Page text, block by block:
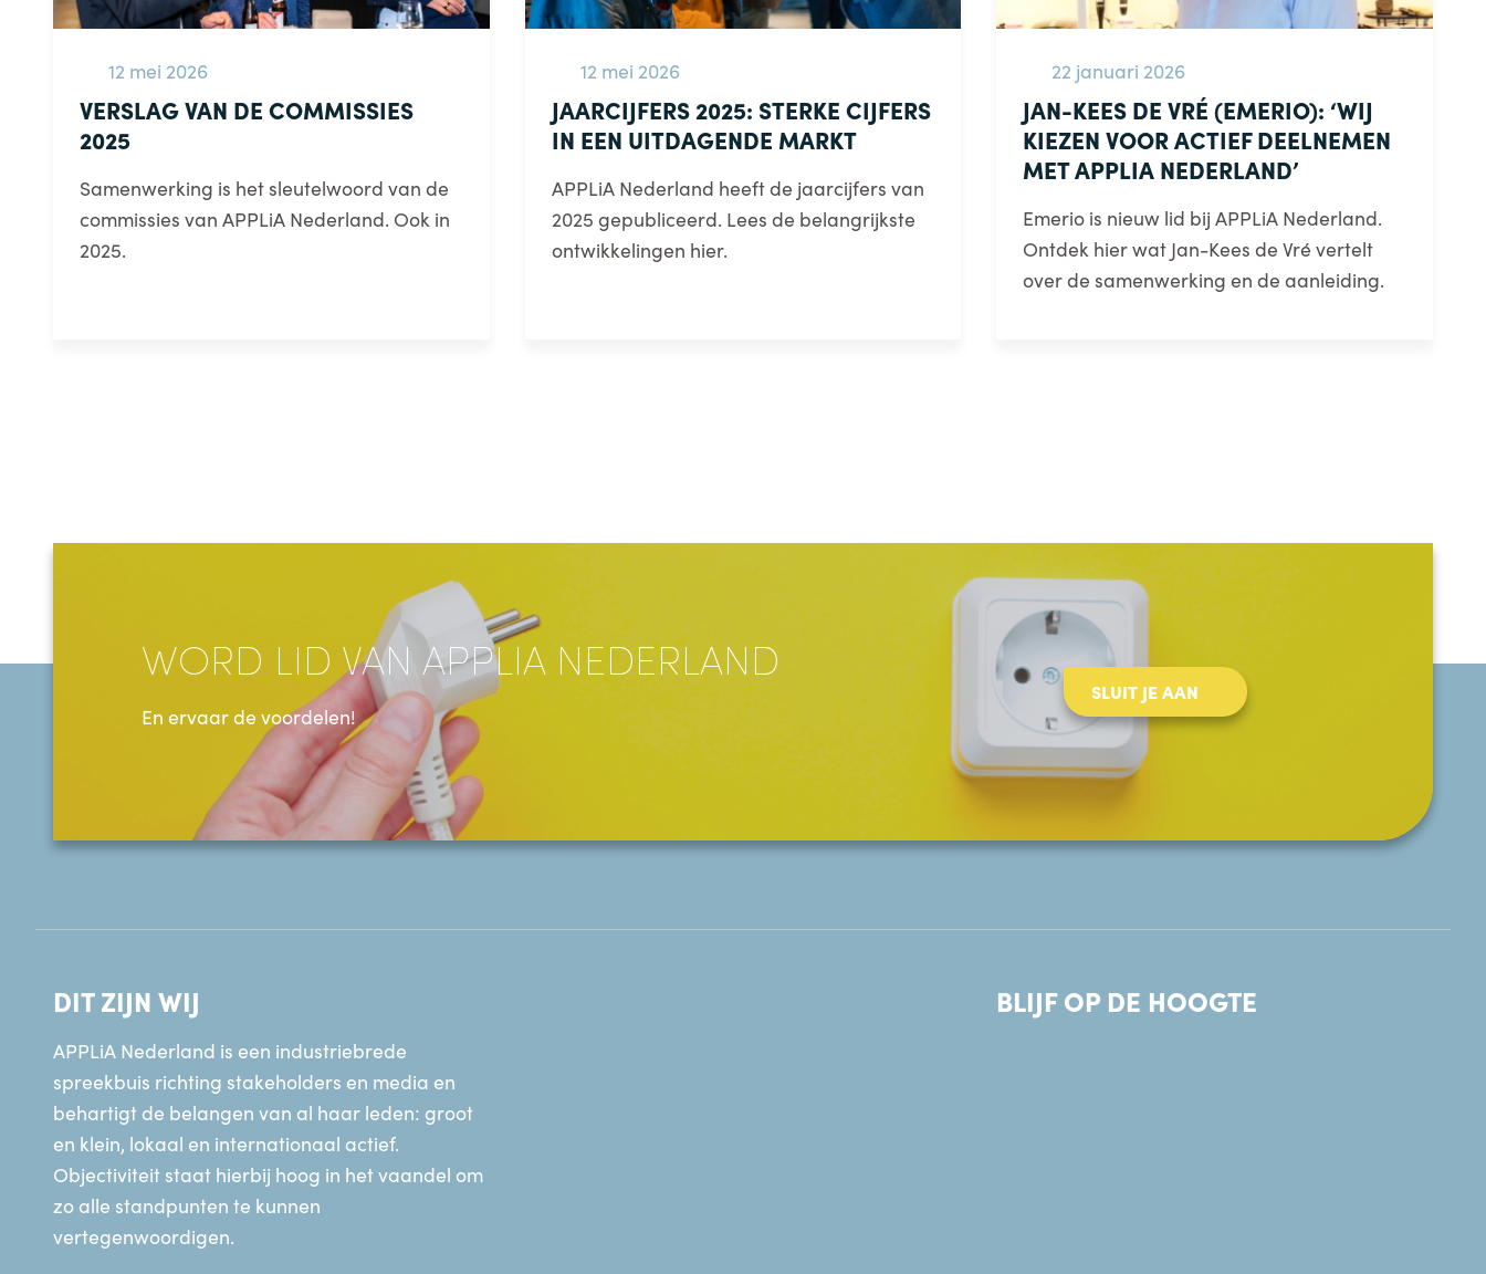
12 mei 2026
VERSLAG VAN DE COMMISSIES
2025
Samenwerking is het sleutelwoord van de
commissies van APPLiA Nederland. Ook in
2025.
12 mei 2026
JAARCIJFERS 2025: STERKE CIJFERS
IN EEN UITDAGENDE MARKT
APPLiA Nederland heeft de jaarcijfers van
2025 gepubliceerd. Lees de belangrijkste
ontwikkelingen hier.
22 januari 2026
JAN-KEES DE VRÉ (EMERIO): ‘WIJ
KIEZEN VOOR ACTIEF DEELNEMEN
MET APPLIA NEDERLAND’
Emerio is nieuw lid bij APPLiA Nederland.
Ontdek hier wat Jan-Kees de Vré vertelt
over de samenwerking en de aanleiding.
WORD LID VAN APPLIA NEDERLAND
En ervaar de voordelen!
SLUIT JE AAN
DIT ZIJN WIJ
APPLiA Nederland is een industriebrede
spreekbuis richting stakeholders en media en
behartigt de belangen van al haar leden: groot
en klein, lokaal en internationaal actief.
Objectiviteit staat hierbij hoog in het vaandel om
zo alle standpunten te kunnen
vertegenwoordigen.
BLIJF OP DE HOOGTE